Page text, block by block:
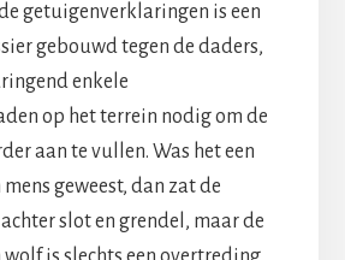
getuigenverklaringen is een
gebouwd tegen de daders,
enkele
op het terrein nodig om de
aan te vullen. Was het een
geweest, dan zat de
slot en grendel, maar de